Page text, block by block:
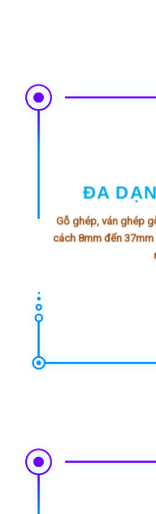
ĐA
Gỗ ghép, ván ghép
cách 8mm đến